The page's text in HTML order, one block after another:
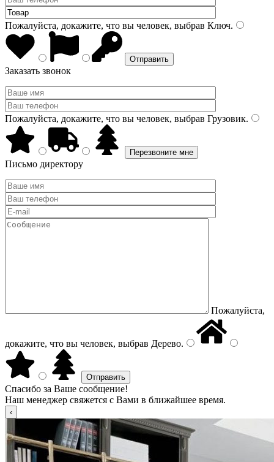
Пожалуйста, докажите, что вы человек, выбрав Ключ.
Заказать звонок
Пожалуйста, докажите, что вы человек, выбрав Грузовик.
Письмо директору
Пожалуйста,
докажите, что вы человек, выбрав Дерево.
Спасибо за Ваше сообщение!
Наш менеджер свяжется с Вами в ближайшее время.